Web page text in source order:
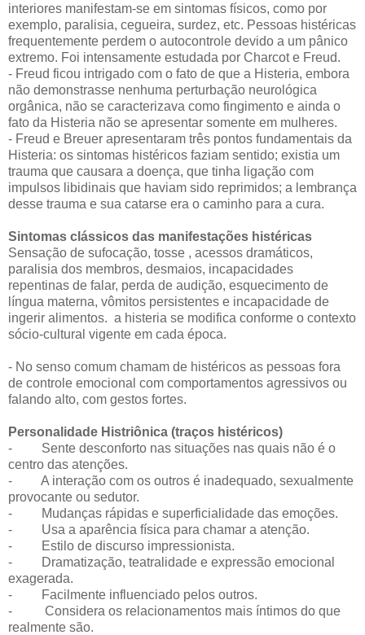
interiores manifestam-se em sintomas físicos, como por
exemplo, paralisia, cegueira, surdez, etc. Pessoas histéricas
frequentemente perdem o autocontrole devido a um pânico
extremo. Foi intensamente estudada por Charcot e Freud.
- Freud ficou intrigado com o fato de que a Histeria, embora
não demonstrasse nenhuma perturbação neurológica
orgânica, não se caracterizava como fingimento e ainda o
fato da Histeria não se apresentar somente em mulheres.
- Freud e Breuer apresentaram três pontos fundamentais da
Histeria: os sintomas histéricos faziam sentido; existia um
trauma que causara a doença, que tinha ligação com
impulsos libidinais que haviam sido reprimidos; a lembrança
desse trauma e sua catarse era o caminho para a cura.
Sintomas clássicos das manifestações histéricas
Sensação de sufocação, tosse , acessos dramáticos,
paralisia dos membros, desmaios, incapacidades
repentinas de falar, perda de audição, esquecimento de
língua materna, vômitos persistentes e incapacidade de
ingerir alimentos. a histeria se modifica conforme o contexto
sócio-cultural vigente em cada época.
- No senso comum chamam de histéricos as pessoas fora
de controle emocional com comportamentos agressivos ou
falando alto, com gestos fortes.
Personalidade Histriônica (traços histéricos)
- Sente desconforto nas situações nas quais não é o
centro das atenções.
- A interação com os outros é inadequado, sexualmente
provocante ou sedutor.
- Mudanças rápidas e superficialidade das emoções.
- Usa a aparência física para chamar a atenção.
- Estilo de discurso impressionista.
- Dramatização, teatralidade e expressão emocional
exagerada.
- Facilmente influenciado pelos outros.
- Considera os relacionamentos mais íntimos do que
realmente são.